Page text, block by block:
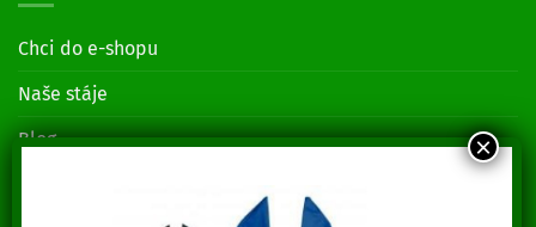
Chci do e-shopu
Naše stáje
Blog